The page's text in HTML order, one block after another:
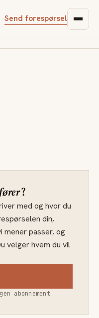
Send forespørsel
?
med og hvor du
din,
mener passer, og
velger hvem du vil
abonnement